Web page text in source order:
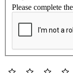
Please complete